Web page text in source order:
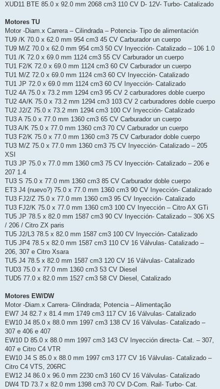
XUD11 BTE 85.0 x 92.0 mm 2068 cm3 110 CV D- 12V- Turbo- Catalizado
Motores TU
Motor -Diam.x Carrera – Cilindrada – Potencia- Tipo de alimentación
TU9 /K 70.0 x 62.0 mm 954 cm3 45 CV Carburador un cuerpo
TU9 M/Z 70.0 x 62.0 mm 954 cm3 50 CV Inyección- Catalizado – 106 1.0
TU1 /K 72.0 x 69.0 mm 1124 cm3 55 CV Carburador un cuerpo
TU1 F2/K 72.0 x 69.0 mm 1124 cm3 60 CV Carburador un cuerpo
TU1 M/Z 72.0 x 69.0 mm 1124 cm3 60 CV Inyección- Catalizado
TU1 JP 72.0 x 69.0 mm 1124 cm3 60 CV Inyección- Catalizado
TU2 4A 75.0 x 73.2 mm 1294 cm3 95 CV 2 carburadores doble cuerpo
TU2 4A/K 75.0 x 73.2 mm 1294 cm3 103 CV 2 carburadores doble cuerpo
TU2 J2/Z 75.0 x 73.2 mm 1294 cm3 100 CV Inyección- Catalizado
TU3 A 75.0 x 77.0 mm 1360 cm3 65 CV Carburador un cuerpo
TU3 A/K 75.0 x 77.0 mm 1360 cm3 70 CV Carburador un cuerpo
TU3 F2/K 75.0 x 77.0 mm 1360 cm3 75 CV Carburador doble cuerpo
TU3 M/Z 75.0 x 77.0 mm 1360 cm3 75 CV Inyección- Catalizado – 205
XSI
TU3 JP 75.0 x 77.0 mm 1360 cm3 75 CV Inyección- Catalizado – 206 e
207 1.4
TU3 S 75.0 x 77.0 mm 1360 cm3 85 CV Carburador doble cuerpo
ET3 J4 (nuevo?) 75.0 x 77.0 mm 1360 cm3 90 CV Inyección- Catalizado
TU3 FJ2/Z 75.0 x 77.0 mm 1360 cm3 95 CV Inyección- Catalizado
TU3 FJ2/K 75.0 x 77.0 mm 1360 cm3 100 CV Inyección – Citro AX GTi
TU5 JP 78.5 x 82.0 mm 1587 cm3 90 CV Inyección- Catalizado – 306 XS
/ 206 / Citro ZX paris
TU5 J2/L3 78.5 x 82.0 mm 1587 cm3 100 CV Inyección- Catalizado
TU5 JP4 78.5 x 82.0 mm 1587 cm3 110 CV 16 Válvulas- Catalizado –
206, 307 e Citro Xsara
TU5 J4 78.5 x 82.0 mm 1587 cm3 120 CV 16 Válvulas- Catalizado
TUD3 75.0 x 77.0 mm 1360 cm3 53 CV Diesel
TUD5 77.0 x 82.0 mm 1527 cm3 58 CV Diesel, Catalizado
Motores EW/DW
Motor -Diam.x Carrera- Cilindrada; Potencia – Alimentação
EW7 J4 82.7 x 81.4 mm 1749 cm3 117 CV 16 Válvulas- Catalizado
EW10 J4 85.0 x 88.0 mm 1997 cm3 138 CV 16 Válvulas- Catalizado –
307 e 406 e 407
EW10 D 85.0 x 88.0 mm 1997 cm3 143 CV Inyección directa- Cat. – 307,
407 e Citro C4 VTR
EW10 J4 S 85.0 x 88.0 mm 1997 cm3 177 CV 16 Válvulas- Catalizado –
Citro C4 VTS, 206RC
EW12 J4 86.0 x 96.0 mm 2230 cm3 160 CV 16 Válvulas- Catalizado
DW4 TD 73.7 x 82.0 mm 1398 cm3 70 CV D-Com. Rail- Turbo- Cat.